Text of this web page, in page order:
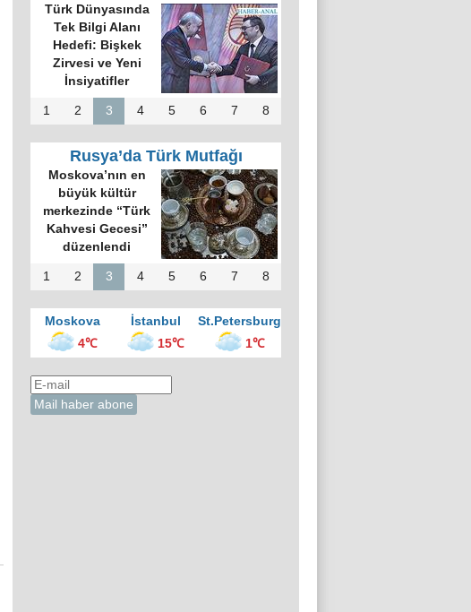
Türk Dünyasında
Tek Bilgi Alanı
Hedefi: Bişkek
Zirvesi ve Yeni
İnsiyatifler
1 2 3 4 5 6 7 8
Rusya’da Türk Mutfağı
Moskova’nın en
büyük kültür
merkezinde “Türk
Kahvesi Gecesi”
düzenlendi
1 2 3 4 5 6 7 8
Moskova İstanbul
St.Petersburg
4℃
15℃ 1℃